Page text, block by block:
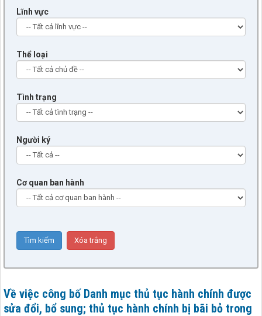
Lĩnh vực
Thể loại
Tình trạng
Người ký
Cơ quan ban hành
Về việc công bố Danh mục thủ tục hành chính được
sửa đổi, bổ sung; thủ tục hành chính bị bãi bỏ trong